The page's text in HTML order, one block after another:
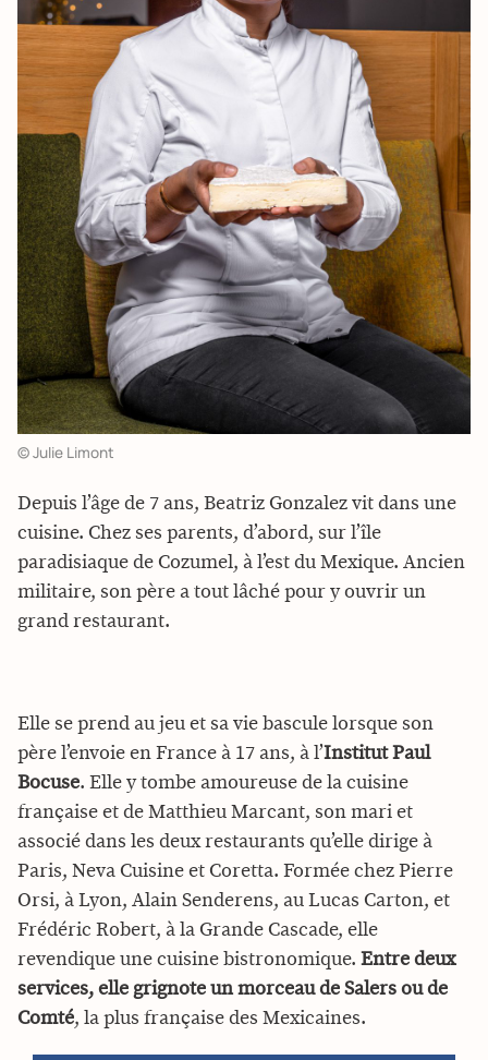
© Julie Limont
Depuis l’âge de 7 ans, Beatriz Gonzalez vit dans une
cuisine. Chez ses parents, d’abord, sur l’île
paradisiaque de Cozumel, à l’est du Mexique. Ancien
militaire, son père a tout lâché pour y ouvrir un
grand restaurant.
Elle se prend au jeu et sa vie bascule lorsque son
père l’envoie en France à 17 ans, à l’Institut Paul
Bocuse. Elle y tombe amoureuse de la cuisine
française et de Matthieu Marcant, son mari et
associé dans les deux restaurants qu’elle dirige à
Paris, Neva Cuisine et Coretta. Formée chez Pierre
Orsi, à Lyon, Alain Senderens, au Lucas Carton, et
Frédéric Robert, à la Grande Cascade, elle
revendique une cuisine bistronomique. Entre deux
services, elle grignote un morceau de Salers ou de
Comté, la plus française des Mexicaines.